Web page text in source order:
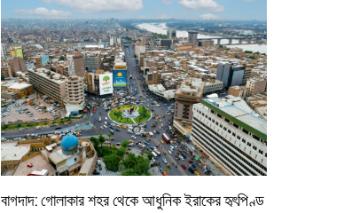
বাগদাদ: গোলাকার শহর থেকে আধুনিক ইরাকের হৃৎপিণ্ড